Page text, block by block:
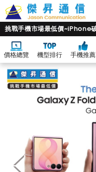
挑戰手機市場最低價~iPhone
價格總覽 機型排行 手機推薦